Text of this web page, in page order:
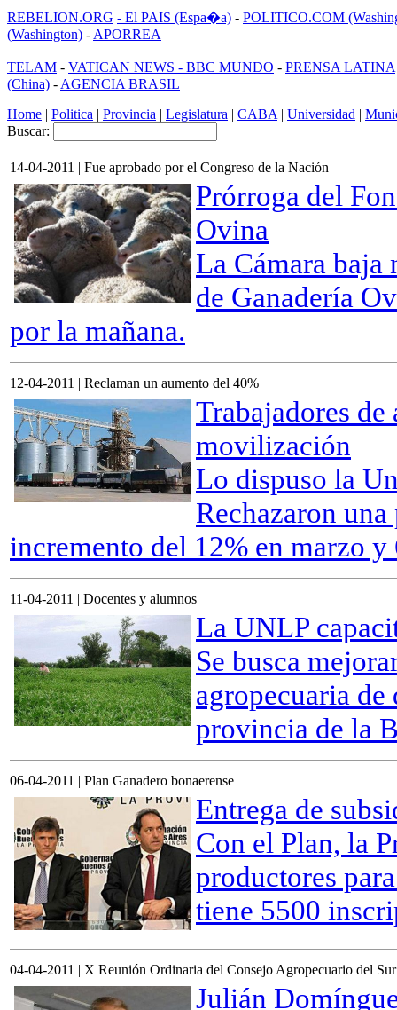
REBELION.ORG - El PAIS (Espa�a) - POLITICO.COM
(Washington) - APORREA
TELAM - VATICAN NEWS - BBC MUNDO - PRENSA LATINA
(China) - AGENCIA BRASIL
Home | Politica | Provincia | Legislatura | CABA | Universidad |
Buscar:
14-04-2011 | Fue aprobado por el Congreso de la Nación
Prórroga del
Ovina
La Cámara
de Ganadería
por la mañana.
12-04-2011 | Reclaman un aumento del 40%
Trabajadores de
movilización
Lo dispuso la
Rechazaron
incremento del 12% en marzo
11-04-2011 | Docentes y alumnos
La UNLP
Se busca
agropecuaria
provincia de la
06-04-2011 | Plan Ganadero bonaerense
Entrega de
Con el Plan, la
productores
tiene 5500
04-04-2011 | X Reunión Ordinaria del Consejo Agropecuario del Sur
Julián